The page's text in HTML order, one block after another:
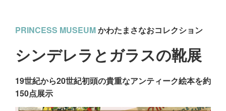
PRINCESS MUSEUMかわたまさなおコレクション
シンデレラとガラスの靴展
19世紀から20世紀初頭の貴重なアンティーク絵本を約
150点展示